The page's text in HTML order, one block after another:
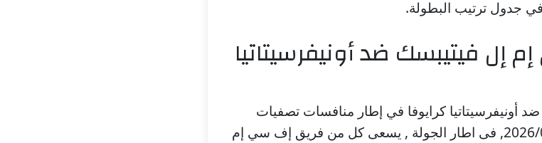
جدول ترتيب البطولة.
إل فيتيبسك ضد أونيفرسيتاتيا
أونيفرسيتاتيا كرايوفا في إطار منافسات تصفيات
ابطال اوروبا – الدور 1 بتاريخ 2026/07/08, فى اطار الجولة , يسعى كل من فريق إف سي إم